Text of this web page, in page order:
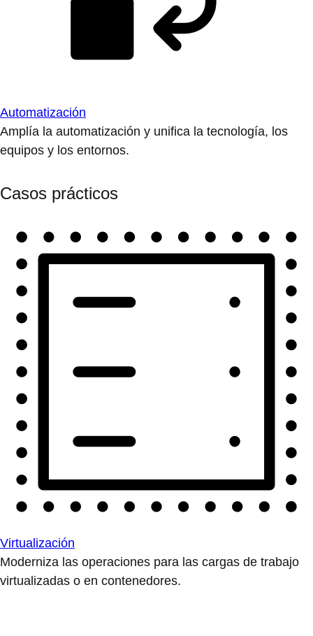
Automatización
Amplía la automatización y unifica la tecnología, los
equipos y los entornos.
Casos prácticos
Virtualización
Moderniza las operaciones para las cargas de trabajo
virtualizadas o en contenedores.